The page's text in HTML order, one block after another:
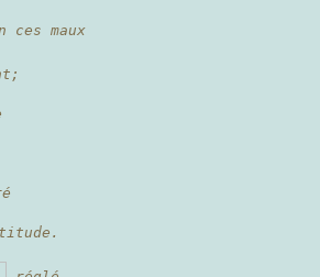
ces maux